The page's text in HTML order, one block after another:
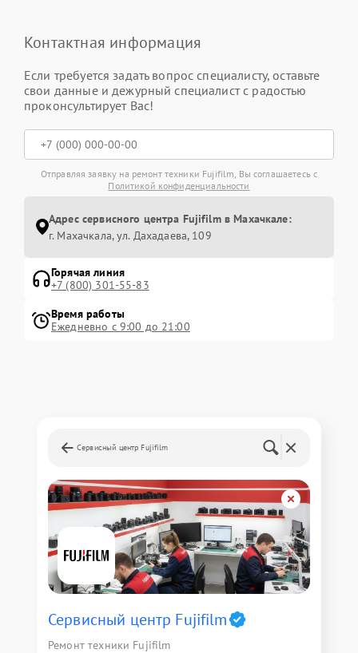
Контактная информация
Если требуется задать вопрос специалисту, оставьте
свои данные и дежурный специалист с радостью
проконсультирует Вас!
Отправляя заявку на ремонт техники Fujifilm, Вы соглашаетесь с
Политикой конфиденциальности
Адрес сервисного центра Fujifilm в Махачкале:
г. Махачкала, ул. Дахадаева, 109
Горячая линия
+7 (800) 301-55-83
Время работы
Ежедневно с 9:00 до 21:00
Сервисный центр Fujifilm
Сервисный центр Fujifilm
Ремонт техники Fujifilm